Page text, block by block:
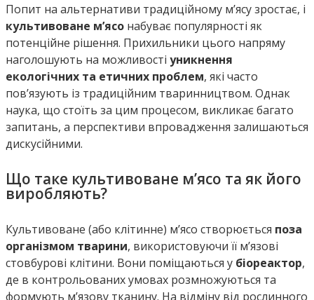
Попит на альтернативи традиційному м’ясу зростає, і
культивоване м’ясо набуває популярності як
потенційне рішення. Прихильники цього напряму
наголошують на можливості уникнення
екологічних та етичних проблем, які часто
пов’язують із традиційним тваринництвом. Однак
наука, що стоїть за цим процесом, викликає багато
запитань, а перспективи впровадження залишаються
дискусійними.
Що таке культивоване м’ясо та як його
виробляють?
Культивоване (або клітинне) м’ясо створюється поза
організмом тварини, використовуючи її м’язові
стовбурові клітини. Вони поміщаються у біореактор,
де в контрольованих умовах розмножуються та
формують м’язову тканину. На відміну від рослинного